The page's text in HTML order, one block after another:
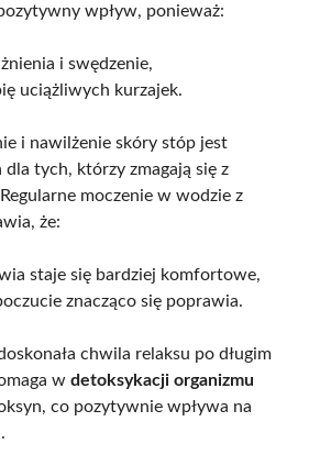
wpływ, ponieważ:
i swędzenie,
uciążliwych kurzajek.
i nawilżenie skóry stóp jest
dla tych, którzy zmagają się z
moczenie w wodzie z
że:
staje się bardziej komfortowe,
znacząco się poprawia.
chwila relaksu po długim
w detoksykacji organizmu
co pozytywnie wpływa na